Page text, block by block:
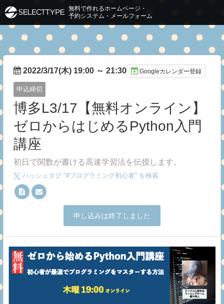
2022/3/17(木) 19:00 ～ 21:30 Googleカレンダー登録
申込締切
博多L3/17【無料オンライン】
ゼロからはじめるPython入門
講座
初日で関数が書ける高速学習法を伝授します。
ハッシュタグ "#プログラミング初心者" を検索
申し込みは終了しました
無料で作れるホームページ・
予約システム・メールフォーム